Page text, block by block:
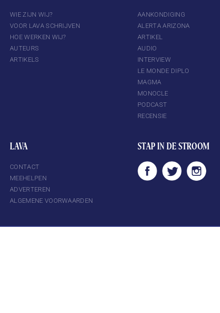
WIE ZIJN WIJ?
VOOR LAVA SCHRIJVEN
HOE WERKEN WIJ?
AUTEURS
ARTIKELS
AANKONDIGING
ALERTA ARIZONA
ARTIKEL
AUDIO
INTERVIEW
LE MONDE DIPLO
MAGMA
MONOCLE
PODCAST
RECENSIE
LAVA
CONTACT
MEEHELPEN
ADVERTEREN
ALGEMENE VOORWAARDEN
STAP IN DE STROOM